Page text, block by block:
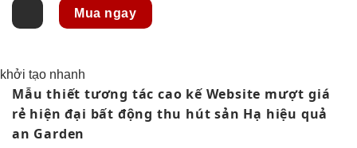
Mua ngay
khởi tạo nhanh
Mẫu thiếttương tác cao kế Website mượt giá
rẻ hiện đại bất động thu hút sản Hạ hiệu quả
an Garden